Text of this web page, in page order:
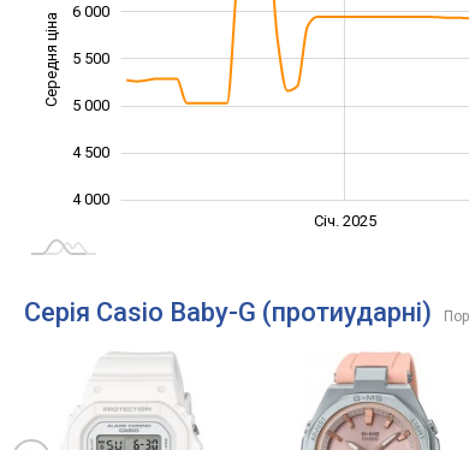
Середня ціна 4 000
4 000
4 500
5 000
5 500
6 000
Січ. 2025
Серія Casio Baby-G (протиударні)